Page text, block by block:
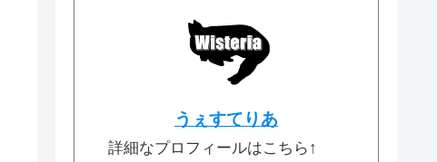
うぇすてりあ
詳細なプロフィールはこちら↑